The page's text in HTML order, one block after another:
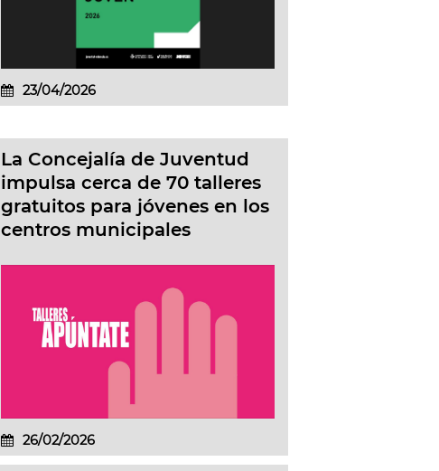
23/04/2026
La Concejalía de Juventud
impulsa cerca de 70 talleres
gratuitos para jóvenes en los
centros municipales
26/02/2026